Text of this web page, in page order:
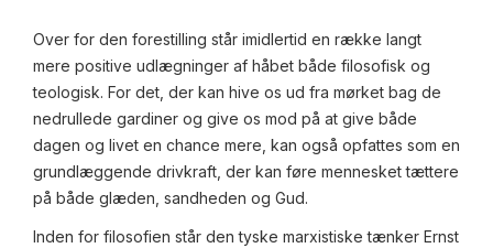
Over for den forestilling står imidlertid en række langt
mere positive udlægninger af håbet både filosofisk og
teologisk. For det, der kan hive os ud fra mørket bag de
nedrullede gardiner og give os mod på at give både
dagen og livet en chance mere, kan også opfattes som en
grundlæggende drivkraft, der kan føre mennesket tættere
på både glæden, sandheden og Gud.
Inden for filosofien står den tyske marxistiske tænker Ernst